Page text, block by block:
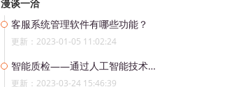
漫谈一洽
客服系统管理软件有哪些功能？
更新：2023-01-05 11:02:24
智能质检——通过人工智能技术助力企业提升竞争能力
更新：2023-03-24 15:46:39